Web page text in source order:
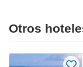
Otros